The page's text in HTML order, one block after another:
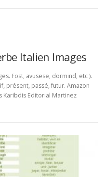
Italien Images
Fost, avusese, dormind, etc ).
présent, passé, futur. Amazon
Karibdis Editorial Martinez